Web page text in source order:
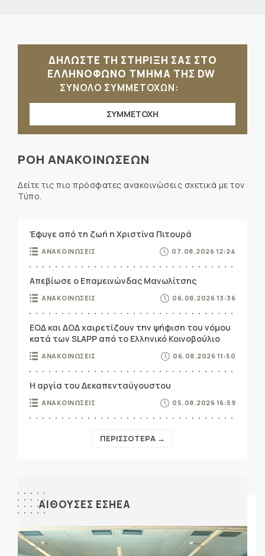
ΔΗΛΩΣΤΕ ΤΗ ΣΤΗΡΙΞΗ ΣΑΣ ΣΤΟ
ΕΛΛΗΝΟΦΩΝΟ ΤΜΗΜΑ ΤΗΣ DW
ΣΥΝΟΛΟ ΣΥΜΜΕΤΟΧΩΝ:
ΣΥΜΜΕΤΟΧΗ
ΡΟΗ ΑΝΑΚΟΙΝΩΣΕΩΝ
Δείτε τις πιο πρόσφατες ανακοινώσεις σχετικά με τον
Τύπο.
Έφυγε από τη ζωή η Χριστίνα Πιτουρά
ΑΝΑΚΟΙΝΩΣΕΙΣ 07.08.2026 12:24
Απεβίωσε ο Επαμεινώνδας Μανωλίτσης
ΑΝΑΚΟΙΝΩΣΕΙΣ 06.08.2026 13:36
ΕΟΔ και ΔΟΔ χαιρετίζουν την ψήφιση του νόμου
κατά των SLAPP από το Ελληνικό Κοινοβούλιο
ΑΝΑΚΟΙΝΩΣΕΙΣ 06.08.2026 11:50
Η αργία του Δεκαπενταύγουστου
ΑΝΑΚΟΙΝΩΣΕΙΣ 05.08.2026 16:59
ΠΕΡΙΣΣΟΤΕΡΑ →
ΑΙΘΟΥΣΕΣ ΕΣΗΕΑ